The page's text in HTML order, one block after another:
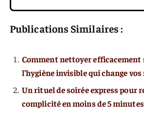
Publications Similaires :
Comment nettoyer efficacement
l’hygiène invisible qui change
Un rituel de soirée express pour
complicité en moins de 5 minutes